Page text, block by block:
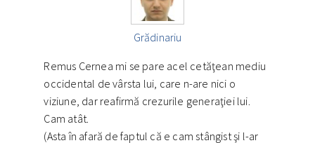
Grădinariu
Remus Cernea mi se pare acel cetăţean mediu
occidental de vârsta lui, care n-are nici o
viziune, dar reafirmă crezurile generaţiei lui.
Cam atât.
(Asta în afară de faptul că e cam stângist şi l-ar